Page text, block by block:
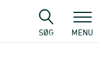
SØG MENU